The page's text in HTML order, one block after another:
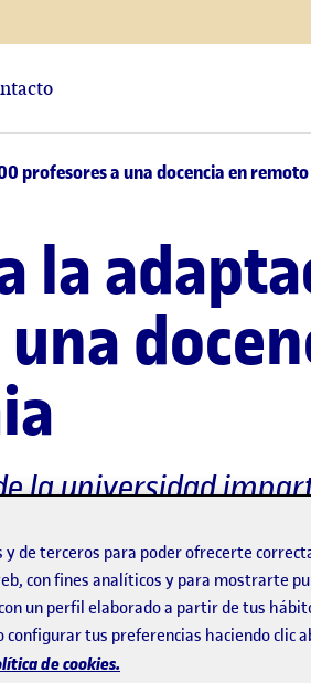
profesores a una docencia en
la
la universidad
el curso de
y de terceros para poder ofrecerte
con fines analíticos y para mostrarte
un perfil elaborado a partir de tus
configurar tus preferencias haciendo clic
de cookies.